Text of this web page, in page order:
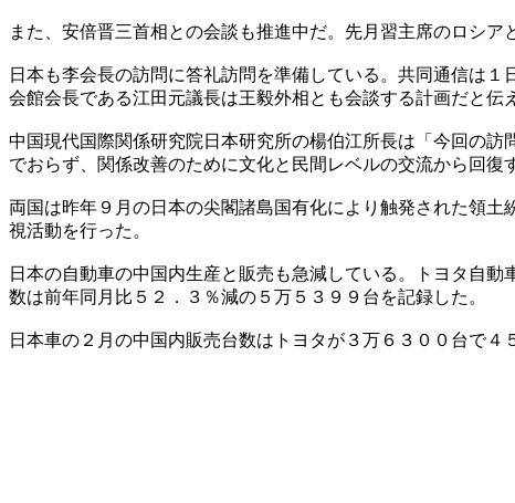
また、安倍晋三首相との会談も推進中だ。先月習主席のロシ
日本も李会長の訪問に答礼訪問を準備している。共同通信は
会館会長である江田元議長は王毅外相とも会談する計画だと
中国現代国際関係研究院日本研究所の楊伯江所長は「今回の
でおらず、関係改善のために文化と民間レベルの交流から回復
両国は昨年９月の日本の尖閣諸島国有化により触発された領
視活動を行った。
日本の自動車の中国内生産と販売も急減している。トヨタ自
数は前年同月比５２．３％減の５万５３９９台を記録した。
日本車の２月の中国内販売台数はトヨタが３万６３００台で４